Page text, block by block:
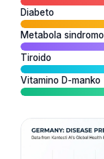
Diabeto
Metabola sindromo
Tiroido
Vitamino D-manko
తెలుగు
ગુજરાતી
മലയാളം